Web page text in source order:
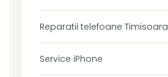
Reparatii telefoane Timisoara
Service iPhone